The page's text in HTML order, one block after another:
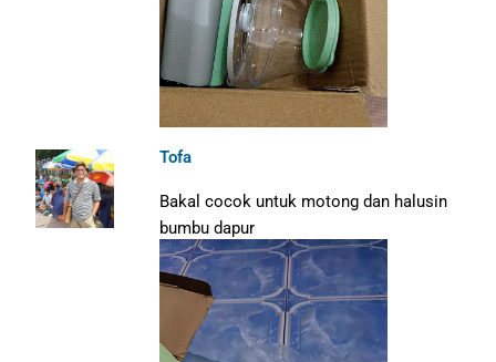
Tofa
Bakal cocok untuk motong dan halusin
bumbu dapur